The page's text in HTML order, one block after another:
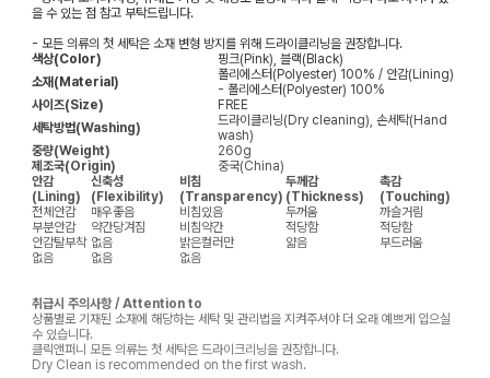
을 수 있는 점 참고 부탁드립니다.
- 모든 의류의 첫 세탁은 소재 변형 방지를 위해 드라이클리닝을 권장합니다.
색상(Color)
핑크(Pink), 블랙(Black)
소재(Material)
폴리에스터(Polyester) 100% / 안감(Lining)
- 폴리에스터(Polyester) 100%
사이즈(Size)
FREE
세탁방법(Washing)
드라이클리닝(Dry cleaning), 손세탁(Hand
wash)
중량(Weight)
260g
제조국(Origin)
중국(China)
안감
(Lining)
신축성
(Flexibility)
비침
(Transparency)
두께감
(Thickness)
촉감
(Touching)
전체안감
매우좋음 비침있음 두꺼움
까슬거림
부분안감
약간당겨짐 비침약간 적당함
적당함
안감탈부착 없음 밝은컬러만 얇음
부드러움
없음
없음 없음
취급시 주의사항 / Attention to
상품별로 기재된 소재에 해당하는 세탁 및 관리법을 지켜주셔야 더 오래 예쁘게 입으실
수 있습니다.
클릭앤퍼니 모든 의류는 첫 세탁은 드라이크리닝을 권장합니다.
Dry Clean is recommended on the first wash.